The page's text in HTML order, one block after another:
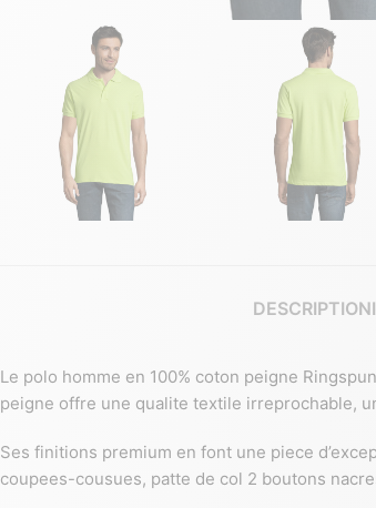
DESCRIPTION
Le polo homme en 100% coton peigne
peigne offre une qualite textile irreprochable,
Ses finitions premium en font une piece
coupees-cousues, patte de col 2 boutons